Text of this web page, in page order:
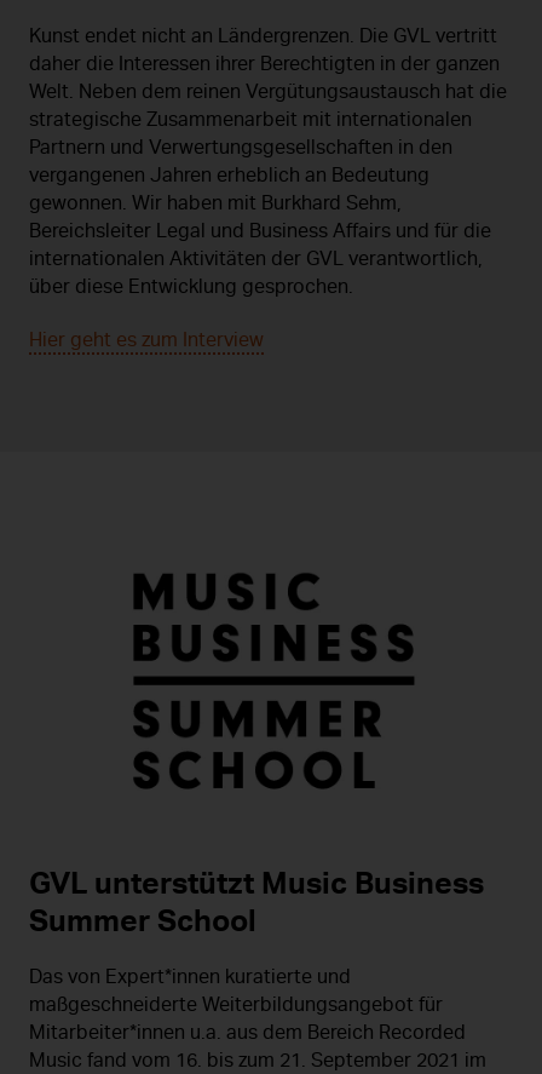
Kunst endet nicht an Ländergrenzen. Die GVL vertritt
daher die Interessen ihrer Berechtigten in der ganzen
Welt. Neben dem reinen Vergütungsaustausch hat die
strategische Zusammenarbeit mit internationalen
Partnern und Verwertungsgesellschaften in den
vergangenen Jahren erheblich an Bedeutung
gewonnen. Wir haben mit Burkhard Sehm,
Bereichsleiter Legal und Business Affairs und für die
internationalen Aktivitäten der GVL verantwortlich,
über diese Entwicklung gesprochen.
Hier geht es zum Interview
GVL unterstützt Music Business
Summer School
Das von Expert*innen kuratierte und
maßgeschneiderte Weiterbildungsangebot für
Mitarbeiter*innen u.a. aus dem Bereich Recorded
Music fand vom 16. bis zum 21. September 2021 im